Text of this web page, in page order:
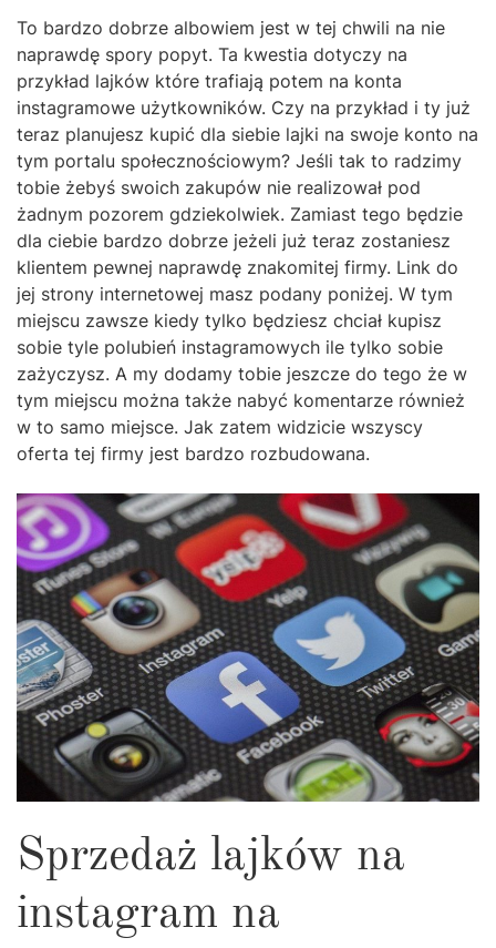
To bardzo dobrze albowiem jest w tej chwili na nie
naprawdę spory popyt. Ta kwestia dotyczy na
przykład lajków które trafiają potem na konta
instagramowe użytkowników. Czy na przykład i ty już
teraz planujesz kupić dla siebie lajki na swoje konto na
tym portalu społecznościowym? Jeśli tak to radzimy
tobie żebyś swoich zakupów nie realizował pod
żadnym pozorem gdziekolwiek. Zamiast tego będzie
dla ciebie bardzo dobrze jeżeli już teraz zostaniesz
klientem pewnej naprawdę znakomitej firmy. Link do
jej strony internetowej masz podany poniżej. W tym
miejscu zawsze kiedy tylko będziesz chciał kupisz
sobie tyle polubień instagramowych ile tylko sobie
zażyczysz. A my dodamy tobie jeszcze do tego że w
tym miejscu można także nabyć komentarze również
w to samo miejsce. Jak zatem widzicie wszyscy
oferta tej firmy jest bardzo rozbudowana.
Sprzedaż lajków na
instagram na